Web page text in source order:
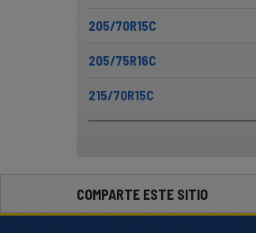
205/70R15C
205/75R16C
215/70R15C
COMPARTE ESTE SITIO